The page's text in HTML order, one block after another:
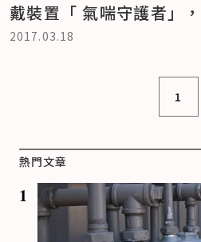
戴裝置「 氣喘守護者」
2017.03.18
1
熱門文章
1